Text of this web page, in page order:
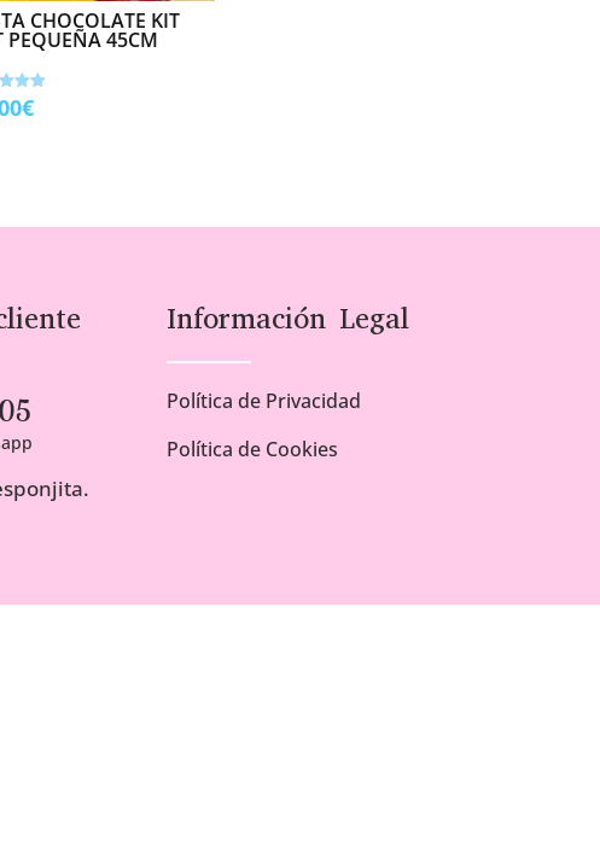
CHOCOLATE KIT
PEQUEÑA 45CM
€
Información Legal
Política de Privacidad
Política de Cookies